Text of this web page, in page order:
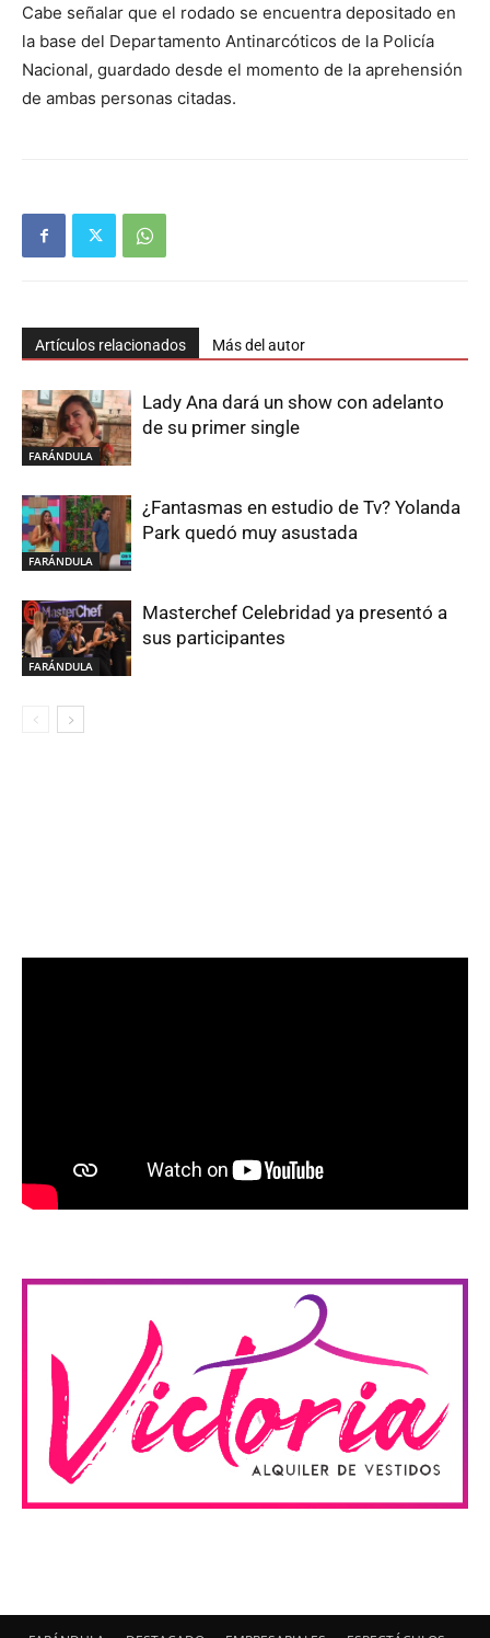
Cabe señalar que el rodado se encuentra depositado en
la base del Departamento Antinarcóticos de la Policía
Nacional, guardado desde el momento de la aprehensión
de ambas personas citadas.
Artículos relacionados Más del autor
FARÁNDULA
Lady Ana dará un show con adelanto
de su primer single
FARÁNDULA
¿Fantasmas en estudio de Tv? Yolanda
Park quedó muy asustada
FARÁNDULA
Masterchef Celebridad ya presentó a
sus participantes